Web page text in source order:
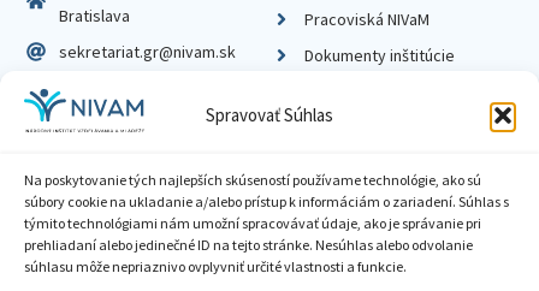
Spravovať Súhlas
Na poskytovanie tých najlepších skúseností používame technológie, ako sú
súbory cookie na ukladanie a/alebo prístup k informáciám o zariadení. Súhlas s
týmito technológiami nám umožní spracovávať údaje, ako je správanie pri
prehliadaní alebo jedinečné ID na tejto stránke. Nesúhlas alebo odvolanie
súhlasu môže nepriaznivo ovplyvniť určité vlastnosti a funkcie.
Bratislava
sekretariat.gr@nivam.sk
IČO: 00164348
DIČ: 2020798714
Pracoviská NIVaM
Dokumenty inštitúcie
Zásady ochrany súkromia